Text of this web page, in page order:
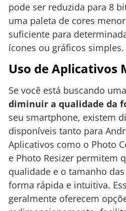
pode ser reduzida para 8
uma paleta de cores
suficiente para
ícones ou gráficos simples.
Uso de Aplicativos
Se você está buscando
diminuir a qualidade da
seu smartphone, existem
disponíveis tanto para
Aplicativos como o Photo
e Photo Resizer permitem
qualidade e o tamanho
forma rápida e intuitiva.
geralmente oferecem